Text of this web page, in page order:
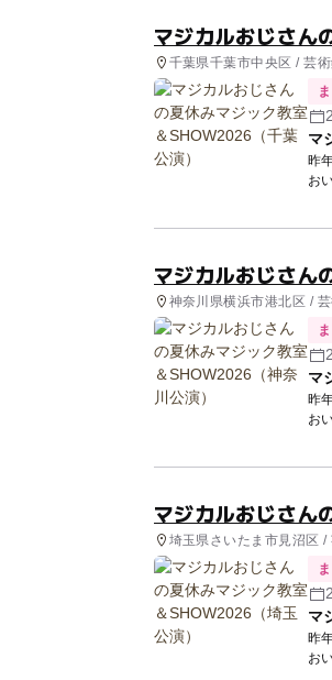
マジカルおじさん
千葉県千葉市中央区 / 芸
マ
昨
お
マジカルおじさん
神奈川県横浜市港北区 /
マ
昨
お
マジカルおじさん
埼玉県さいたま市見沼区
マ
昨
お